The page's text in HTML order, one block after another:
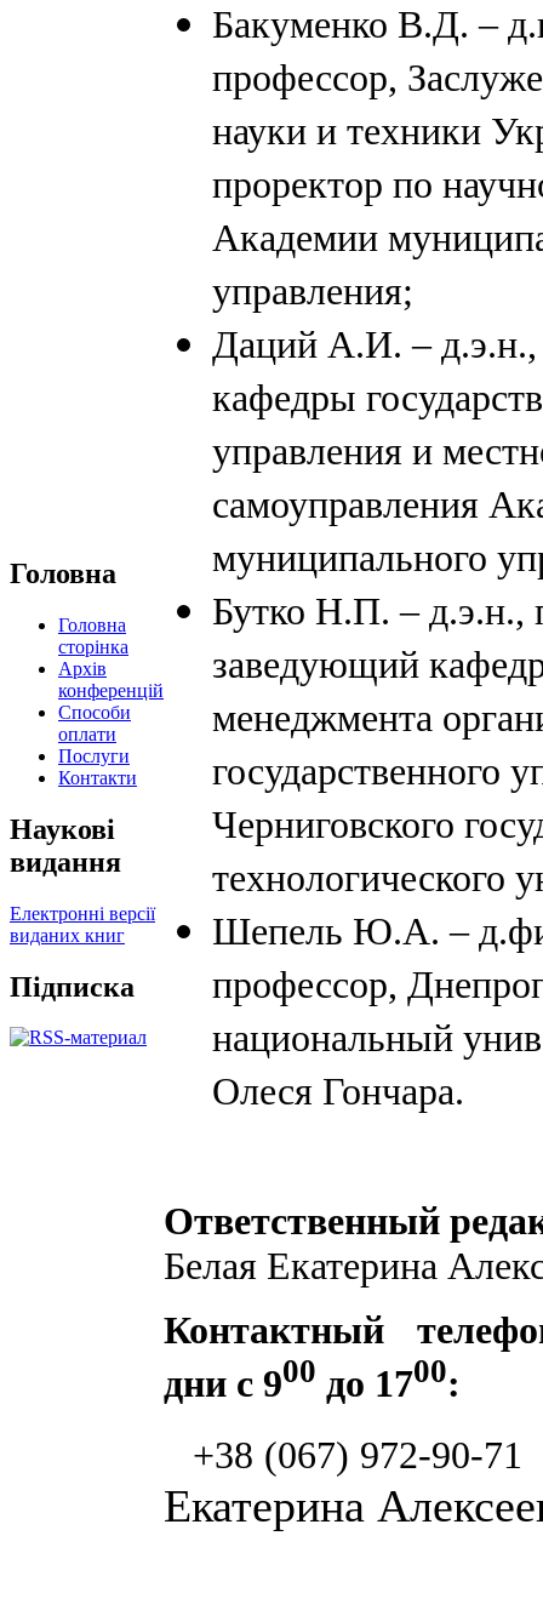
Головна
Головна
сторінка
Архів
конференцій
Способи
оплати
Послуги
Контакти
Наукові
видання
Електронні версії
виданих книг
Підписка
Бакуменко В.Д. –
профессор,
науки и техники
проректор по
Академии
управления;
Даций А.И. – д.э.н.,
кафедры
управления и
самоуправления
муниципального
Бутко Н.П. – д.э.н.,
заведующий
менеджмента
государственного
Черниговского
технологического
Шепель Ю.А. –
профессор,
национальный
Олеся Гончара.
Ответственный
Белая Екатерина
Контактный
дни с 900 до 1700:
+38 (067) 972-90-71
Екатерина